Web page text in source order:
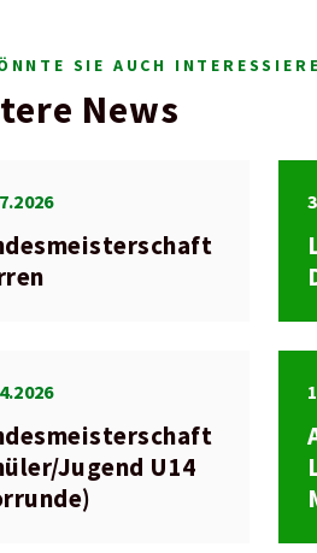
SIE AUCH
News
Jugend U14